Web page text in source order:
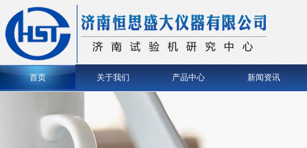
首页 关于我们 产品中心 新闻资讯